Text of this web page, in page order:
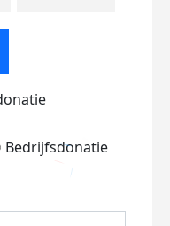
Bedrijfsdonatie